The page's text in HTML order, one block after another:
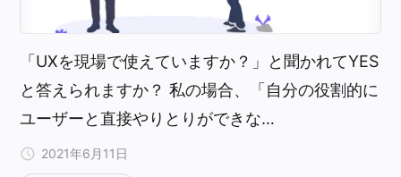
「UXを現場で使えていますか？」と聞かれてYES
と答えられますか？ 私の場合、「自分の役割的に
ユーザーと直接やりとりができな…
2021年6月11日